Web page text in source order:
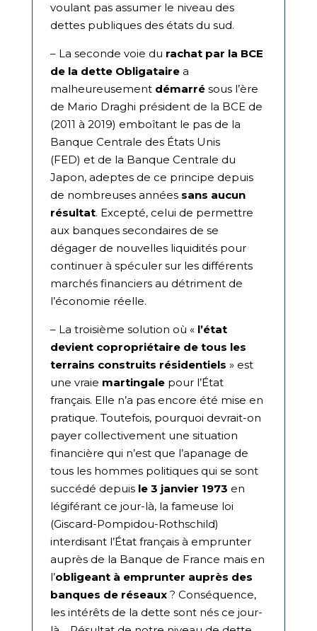
voulant pas assumer le niveau des
dettes publiques des états du sud.
– La seconde voie du rachat par la BCE
de la dette Obligatairea
malheureusement démarrésous l’ère
de Mario Draghi président de la BCE de
(2011 à 2019) emboîtant le pas de la
Banque Centrale des États Unis
(FED) et de la Banque Centrale du
Japon, adeptes de ce principe depuis
de nombreuses années sans aucun
résultat. Excepté, celui de permettre
aux banques secondaires de se
dégager de nouvelles liquidités pour
continuer à spéculer sur les différents
marchés financiers au détriment de
l’économie réelle.
– La troisième solution où « l’état
devient copropriétaire de tous les
terrains construits résidentiels » est
une vraie martingalepour l’État
français. Elle n’a pas encore été mise en
pratique. Toutefois, pourquoi devrait-on
payer collectivement une situation
financière qui n’est que l’apanage de
tous les hommes politiques qui se sont
succédé depuis le 3 janvier 1973 en
légiférant ce jour-là, la fameuse loi
(Giscard-Pompidou-Rothschild)
interdisant l’État français à emprunter
auprès de la Banque de France mais en
l’obligeant à emprunter auprès des
banques de réseaux? Conséquence,
les intérêts de la dette sont nés ce jour-